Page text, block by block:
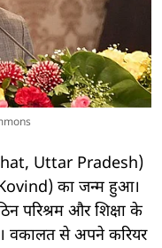
Uttar Pradesh)
Kovind) का जन्म हुआ।
परिश्रम और शिक्षा के
वकालत से अपने करियर